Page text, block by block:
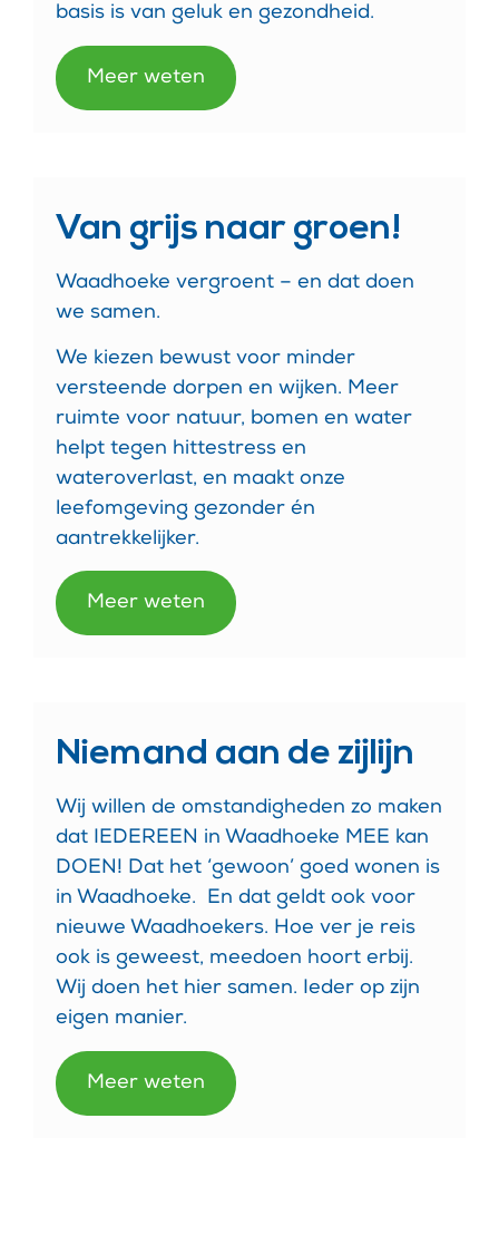
basis is van geluk en gezondheid.
Meer weten
Van grijs naar groen!
Waadhoeke vergroent – en dat doen
we samen.
We kiezen bewust voor minder
versteende dorpen en wijken. Meer
ruimte voor natuur, bomen en water
helpt tegen hittestress en
wateroverlast, en maakt onze
leefomgeving gezonder én
aantrekkelijker.
Meer weten
Niemand aan de zijlijn
Wij willen de omstandigheden zo maken
dat IEDEREEN in Waadhoeke MEE kan
DOEN! Dat het ‘gewoon’ goed wonen is
in Waadhoeke.
En dat geldt ook voor
nieuwe Waadhoekers. Hoe ver je reis
ook is geweest, meedoen hoort erbij.
Wij doen het hier samen. Ieder op zijn
eigen manier.
Meer weten